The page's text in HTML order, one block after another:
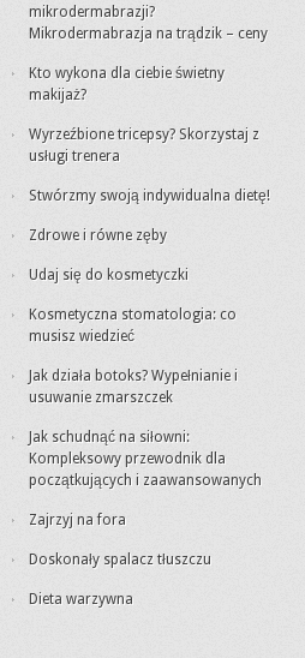
mikrodermabrazji?
Mikrodermabrazja na trądzik – ceny
Kto wykona dla ciebie świetny
makijaż?
Wyrzeźbione tricepsy? Skorzystaj z
usługi trenera
Stwórzmy swoją indywidualna dietę!
Zdrowe i równe zęby
Udaj się do kosmetyczki
Kosmetyczna stomatologia: co
musisz wiedzieć
Jak działa botoks? Wypełnianie i
usuwanie zmarszczek
Jak schudnąć na siłowni:
Kompleksowy przewodnik dla
początkujących i zaawansowanych
Zajrzyj na fora
Doskonały spalacz tłuszczu
Dieta warzywna